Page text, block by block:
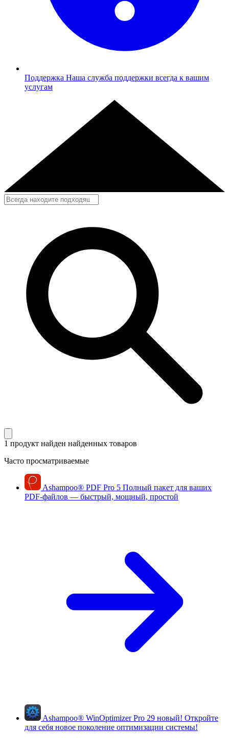
Поддержка Наша служба поддержки всегда к вашим
услугам
1 продукт найден найденных товаров
Часто просматриваемые
Ashampoo® PDF Pro 5 Полный пакет для ваших
PDF-файлов — быстрый, мощный, простой
Ashampoo® WinOptimizer Pro 29 новый! Откройте
для себя новое поколение оптимизации системы!